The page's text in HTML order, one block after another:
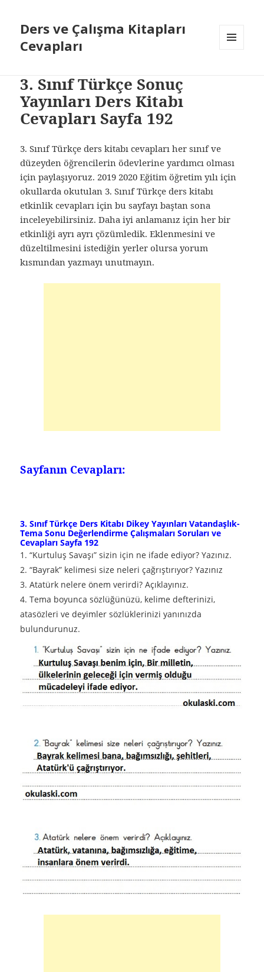
Ders ve Çalışma Kitapları
Cevapları
3. Sınıf Türkçe Sonuç
Yayınları Ders Kitabı
Cevapları Sayfa 192
3. Sınıf Türkçe ders kitabı cevapları her sınıf ve
düzeyden öğrencilerin ödevlerine yardımcı olması
için paylaşıyoruz. 2019 2020 Eğitim öğretim yılı için
okullarda okutulan 3. Sınıf Türkçe ders kitabı
etkinlik cevapları için bu sayfayı baştan sona
inceleyebilirsiniz. Daha iyi anlamanız için her bir
etkinliği ayrı ayrı çözümledik. Eklenmesini ve
düzeltilmesini istediğin yerler olursa yorum
kısmından yazmayı unutmayın.
Sayfanın Cevapları:
3. Sınıf Türkçe Ders Kitabı Dikey Yayınları Vatandaşlık-
Tema Sonu Değerlendirme Çalışmaları Soruları ve
Cevapları Sayfa 192
1. “Kurtuluş Savaşı” sizin için ne ifade ediyor? Yazınız.
2. “Bayrak” kelimesi size neleri çağrıştırıyor? Yazınız
3. Atatürk nelere önem verirdi? Açıklayınız.
4. Tema boyunca sözlüğünüzü, kelime defterinizi,
atasözleri ve deyimler sözlüklerinizi yanınızda
bulundurunuz.